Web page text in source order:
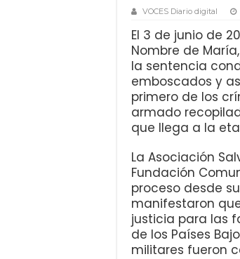
VOCES Diario digital
El 3 de junio de
Nombre de
la sentencia
emboscados y
primero de los
armado
que llega a la
La Asociación
Fundación
proceso desde
manifestaron
justicia para las
de los Países
militares fueron